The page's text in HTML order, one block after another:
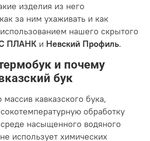
изделия из него
за ним ухаживать и как
нашего скрытого
ПЛАНК и Невский Профиль.
и почему
бук
кавказского бука,
обработку
насыщенного водяного
использует химических